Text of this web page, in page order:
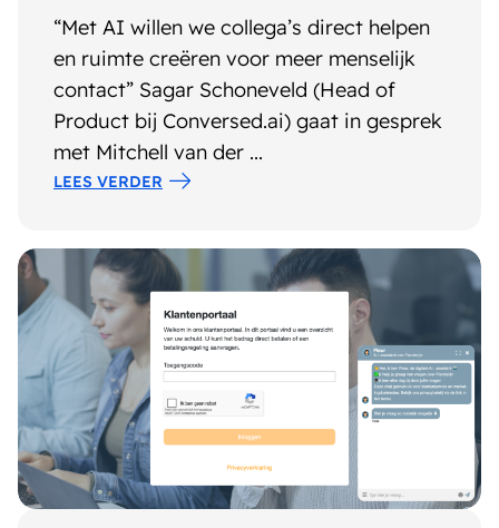
“Met AI willen we collega’s direct helpen
en ruimte creëren voor meer menselijk
contact” Sagar Schoneveld (Head of
Product bij Conversed.ai) gaat in gesprek
met Mitchell van der ...
LEES VERDER